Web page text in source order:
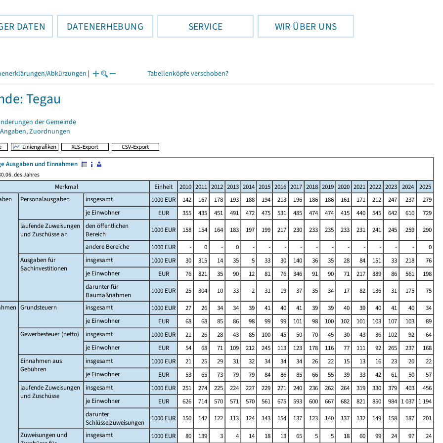
DATEN DATENERHEBUNG SERVICE WIR ÜBER UNS
Abkürzungen | Tabellenköpfe verschoben?
Tegau
der Gemeinde
Zuordnungen
Ausgaben und Einnahmen
des Jahres
Merkmal Einheit 2010 2011 2012 2013 2014 2015 2016 2017 2018 2019 2020 2021 2022 2023 2024
2025
Personalausgaben insgesamt 1000 EUR 142 167 178 193 188 194 213 196 186 186 161 171 212 247 237
279
je Einwohner
EUR 355 435 451 491 472 475 531 485 474 474 415 440 545 642 610
729
laufende Zuweisungen
und Zuschüsse an
den öffentlichen
Bereich
1000 EUR 158 154 164 183 197 199 217 230 233 235 233 231 241 245 259
290
andere Bereiche
1000 EUR - 0 - 0 - - - - - - - - - - -
0
Ausgaben für
Sachinvestitionen
insgesamt 1000 EUR 30 315 14 35 5 33 30 140 36 35 28 84 151 33 218
76
je Einwohner
EUR 76 821 35 90 12 81 76 346 91 90 71 217 389 86 561
198
darunter für
Baumaßnahmen
1000 EUR 25 304 10 33 2 31 19 37 35 34 17 82 136 31 175
75
Grundsteuern insgesamt 1000 EUR 27 26 34 34 39 41 40 41 39 39 40 39 40 41 40
34
je Einwohner
EUR 68 68 85 86 98 99 99 101 98 100 102 101 103 107 103
89
Gewerbesteuer (netto)
insgesamt 1000 EUR 21 26 28 43 85 100 45 50 70 45 30 43 36 102 92
64
je Einwohner
EUR 54 68 71 109 212 245 113 123 178 116 77 111 92 265 237
168
Einnahmen aus
Gebühren
insgesamt 1000 EUR 21 25 29 31 32 34 34 34 26 22 15 13 16 23 20
22
je Einwohner
EUR 53 65 73 79 79 84 86 85 66 55 39 33 42 61 50
57
laufende Zuweisungen
und Zuschüsse
insgesamt 1000 EUR 251 274 225 224 227 229 271 240 236 262 264 319 330 379 403
456
je Einwohner
EUR 626 714 570 571 570 561 675 593 600 667 682 821 850 984 1 037 1 194
darunter
Schlüsselzuweisungen
1000 EUR 150 142 122 113 124 143 154 137 123 140 137 132 149 158 187
201
Zuweisungen und
insgesamt 1000 EUR 80 139 3 4 14 18 13 65 5 5 18 60 99 24 97 24